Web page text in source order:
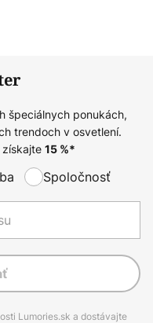
špeciálnych ponukách,
trendoch v osvetlení.
15%*
Spoločnosť
Lumories.sk a dostávajte